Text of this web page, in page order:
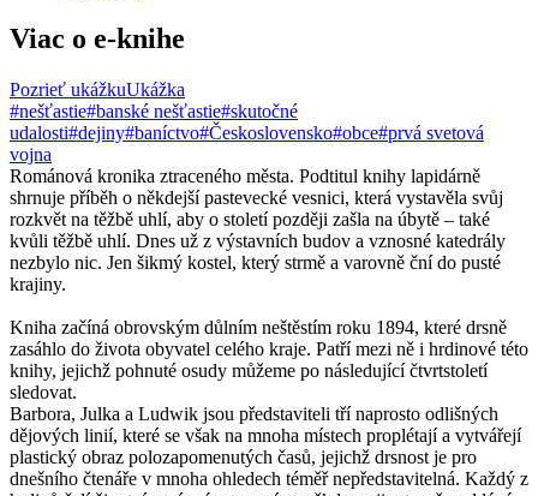
Viac o e-knihe
Pozrieť ukážkuUkážka
#nešťastie#banské nešťastie#skutočné
udalosti#dejiny#baníctvo#Československo#obce#prvá svetová
vojna
Románová kronika ztraceného města. Podtitul knihy lapidárně
shrnuje příběh o někdejší pastevecké vesnici, která vystavěla svůj
rozkvět na těžbě uhlí, aby o století později zašla na úbytě – také
kvůli těžbě uhlí. Dnes už z výstavních budov a vznosné katedrály
nezbylo nic. Jen šikmý kostel, který strmě a varovně ční do pusté
krajiny.
Kniha začíná obrovským důlním neštěstím roku 1894, které drsně
zasáhlo do života obyvatel celého kraje. Patří mezi ně i hrdinové této
knihy, jejichž pohnuté osudy můžeme po následující čtvrtstoletí
sledovat.
Barbora, Julka a Ludwik jsou představiteli tří naprosto odlišných
dějových linií, které se však na mnoha místech proplétají a vytvářejí
plastický obraz polozapomenutých časů, jejichž drsnost je pro
dnešního čtenáře v mnoha ohledech téměř nepředstavitelná. Každý z